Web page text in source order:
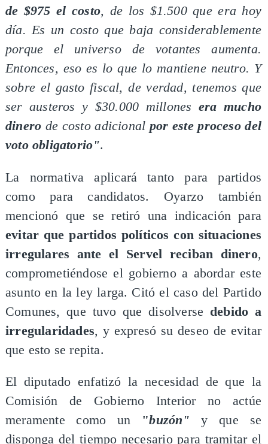
de $975 el costo, de los $1.500 que era hoy
día. Es un costo que baja considerablemente
porque el universo de votantes aumenta.
Entonces, eso es lo que lo mantiene neutro. Y
sobre el gasto fiscal, de verdad, tenemos que
ser austeros y $30.000 millones era mucho
dinero de costo adicional por este proceso del
voto obligatorio".
La normativa aplicará tanto para partidos
como para candidatos. Oyarzo también
mencionó que se retiró una indicación para
evitar que partidos políticos con situaciones
irregulares ante el Servel reciban dinero,
comprometiéndose el gobierno a abordar este
asunto en la ley larga. Citó el caso del Partido
Comunes, que tuvo que disolverse debido a
irregularidades, y expresó su deseo de evitar
que esto se repita.
El diputado enfatizó la necesidad de que la
Comisión de Gobierno Interior no actúe
meramente como un "buzón" y que se
disponga del tiempo necesario para tramitar el